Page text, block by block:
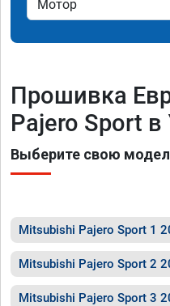
Прошивка
Pajero Sport
Выберите свою
Mitsubishi Pajero Sport 1
Mitsubishi Pajero Sport 2
Mitsubishi Pajero Sport 3